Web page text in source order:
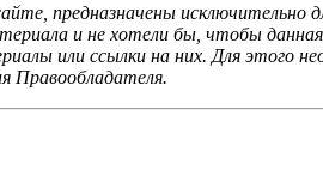
предназначены исключительно
и не хотели бы, чтобы
или ссылки на них. Для этого
Правообладателя.